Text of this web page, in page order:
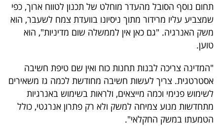
תחום נוסף הסובל מהעדר מוחלט של תכנון לטווח ארוך, כפי
שמצביע עליו מרידור מתוך ניסיונו בוועדת צמח לשעבר, הוא
משק האנרגיה. "גם כאן אין לממשלה שום מדיניות", הוא
טוען.
"המדינה צריכה לבנות תחנות כוח ואין שם טיפת חשיבה
אסטרטגית. צריך לעשות חשיבה מחודשת לכמה גז משאירים
לשימוש פנימי וכמה מייצאים, ולראות בשימוש באנרגיות
מתחדשות מנוע צמיחה למשק ולא רק פתרון אנרגטי, כולל
הטמעתו במשק החקלאי".